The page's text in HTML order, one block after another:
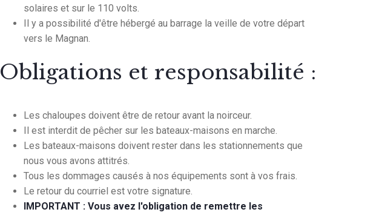
solaires et sur le 110 volts.
Il y a possibilité d'être hébergé au barrage la veille de votre départ
vers le Magnan.
Obligations et responsabilité :
Les chaloupes doivent être de retour avant la noirceur.
Il est interdit de pêcher sur les bateaux-maisons en marche.
Les bateaux-maisons doivent rester dans les stationnements que
nous vous avons attitrés.
Tous les dommages causés à nos équipements sont à vos frais.
Le retour du courriel est votre signature.
IMPORTANT : Vous avez l'obligation de remettre les